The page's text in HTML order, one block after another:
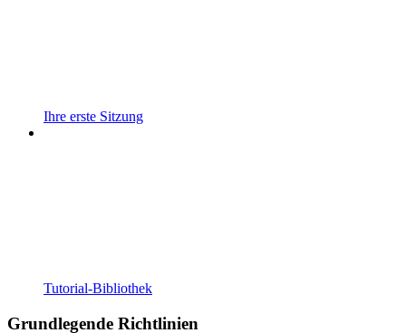
Ihre erste Sitzung
Tutorial-Bibliothek
Grundlegende Richtlinien